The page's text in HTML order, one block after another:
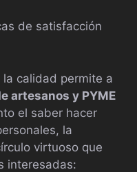
de satisfacción
calidad permite a
artesanos y PYME
el saber hacer
la
virtuoso que
interesadas: